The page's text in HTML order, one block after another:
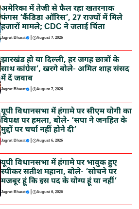
अमेरिका में तेजी से फैल रहा खतरनाक
फंगस ‘कैंडिडा ऑरिस’, 27 राज्यों में मिले
हजारों मामले; CDC ने जताई चिंता
Jagrut Bharat | August 7, 2026
झारखंड हो या दिल्ली, हर जगह छात्रों के
साथ कांग्रेस’, खरगे बोले- अमित शाह संसद
में दें जवाब
Jagrut Bharat | August 7, 2026
यूपी विधानसभा में हंगामे पर सीएम योगी का
विपक्ष पर हमला, बोले- ‘सपा ने जनहित के
मुद्दों पर चर्चा नहीं होने दी’
Jagrut Bharat | August 6, 2026
यूपी विधानसभा में हंगामे पर भावुक हुए
स्पीकर सतीश महाना, बोले- ‘सोचने पर
मजबूर हूं कि इस पद के योग्य हूं या नहीं’
Jagrut Bharat | August 6, 2026